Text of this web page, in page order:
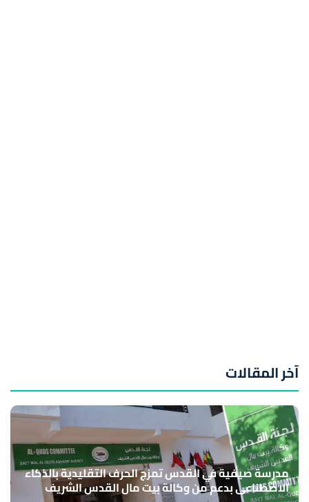
آخر المقالات
مدرسة صيفية في القدس تمزج الحرف التقليدية بالذكاء
الاصطناعي بدعم من وكالة بيت مال القدس الشريف